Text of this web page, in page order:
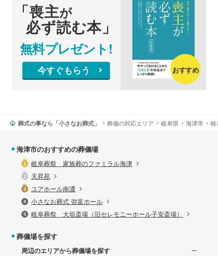
「喪主が
必ず読む本」
無料プレゼント!
今すぐもらう おすすめ
葬式の事なら「小さなお葬式」 葬儀の対応エリア 岐阜県 海津市
海津市のおすすめの葬儀場
岐阜葬祭 家族葬のファミラル海津
天昇苑
ユアホール南濃
小さなお葬式 弥富ホール
岐阜葬祭 大垣斎場（旧セレモニーホール子安斎場）
葬儀場を探す
周辺のエリアから葬儀場を探す